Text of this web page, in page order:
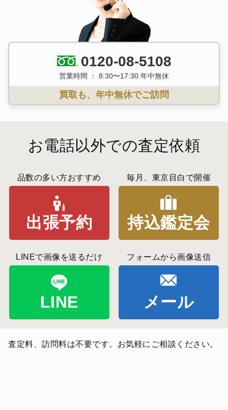
0120-08-5108
営業時間 ： 8:30〜17:30 年中無休
買取も、年中無休でご訪問
お電話以外での査定依頼
品数の多い方おすすめ
出張予約
毎月、東京目白で開催
持込鑑定会
LINEで画像を送るだけ
LINE
フォームから画像送信
メール
査定料、訪問料は不要です。お気軽にご相談ください。